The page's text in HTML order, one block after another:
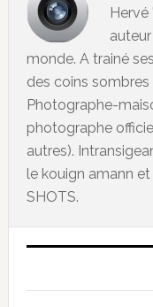
monde. A trainé
des coins
Photographe-
photographe
autres).
le kouign amann
SHOTS.